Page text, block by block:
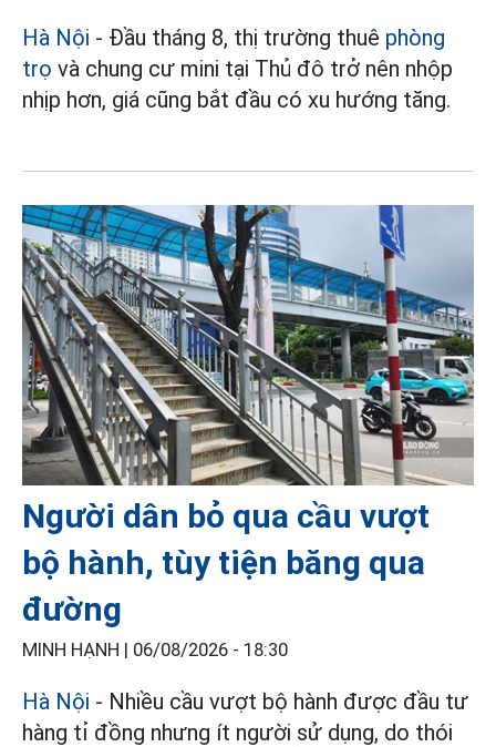
Hà Nội - Đầu tháng 8, thị trường thuê phòng
trọ và chung cư mini tại Thủ đô trở nên nhộp
nhịp hơn, giá cũng bắt đầu có xu hướng tăng.
Người dân bỏ qua cầu vượt
bộ hành, tùy tiện băng qua
đường
MINH HẠNH | 06/08/2026 - 18:30
Hà Nội - Nhiều cầu vượt bộ hành được đầu tư
hàng tỉ đồng nhưng ít người sử dụng, do thói